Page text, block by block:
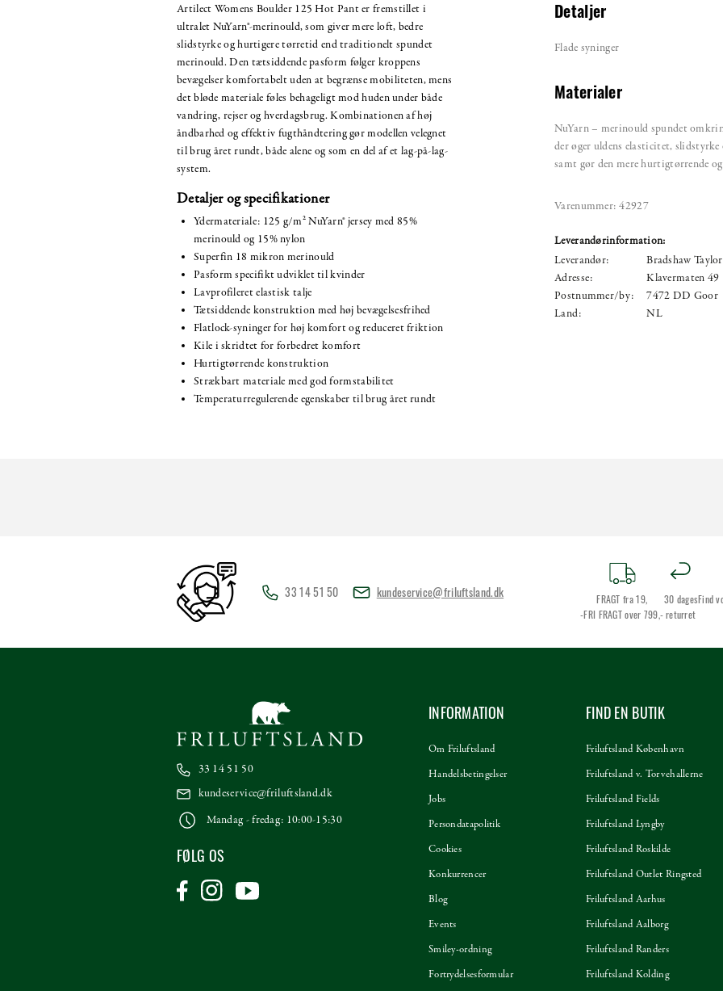
Artilect Womens Boulder 125 Hot Pant er fremstillet i
ultralet NuYarn®-merinould, som giver mere loft, bedre
slidstyrke og hurtigere tørretid end traditionelt spundet
merinould. Den tætsiddende pasform følger kroppens
bevægelser komfortabelt uden at begrænse mobiliteten, mens
det bløde materiale føles behageligt mod huden under både
vandring, rejser og hverdagsbrug. Kombinationen af høj
åndbarhed og effektiv fugthåndtering gør modellen velegnet
til brug året rundt, både alene og som en del af et lag-på-lag-
system.
Detaljer og specifikationer
Ydermateriale: 125 g/m² NuYarn® jersey med 85%
merinould og 15% nylon
Superfin 18 mikron merinould
Pasform specifikt udviklet til kvinder
Lavprofileret elastisk talje
Tætsiddende konstruktion med høj bevægelsesfrihed
Flatlock-syninger for høj komfort og reduceret friktion
Kile i skridtet for forbedret komfort
Hurtigtørrende konstruktion
Strækbart materiale med god formstabilitet
Temperaturregulerende egenskaber til brug året rundt
Detaljer
Flade syninger
Materialer
NuYarn – merinould spundet
der øger uldens elasticitet, slidstyrke
samt gør den mere hurtigtørrende
Varenummer: 42927
Leverandørinformation:
Leverandør:
Bradshaw
Adresse:
Klavermaten 49
Postnummer/by:
7472 DD Goor
Land:
NL
33 14 51 50 kundeservice@friluftsland.dk
FRAGT fra 19,
-FRI FRAGT over 799,-
30 dages
returret
Find
33 14 51 50
kundeservice@friluftsland.dk
Mandag - fredag: 10:00-15:30
FØLG OS
INFORMATION
Om Friluftsland
Handelsbetingelser
Jobs
Persondatapolitik
Cookies
Konkurrencer
Blog
Events
Smiley-ordning
Fortrydelsesformular
FIND EN BUTIK
Friluftsland København
Friluftsland v. Torvehallerne
Friluftsland Fields
Friluftsland Lyngby
Friluftsland Roskilde
Friluftsland Outlet Ringsted
Friluftsland Aarhus
Friluftsland Aalborg
Friluftsland Randers
Friluftsland Kolding